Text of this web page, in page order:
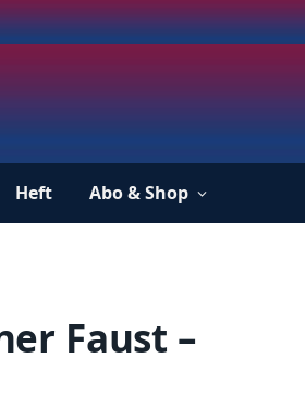
Heft Abo & Shop
Faust –